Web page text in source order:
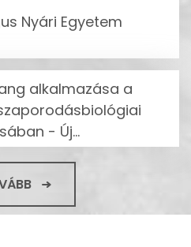
Nyári Egyetem
alkalmazása a
- Új...